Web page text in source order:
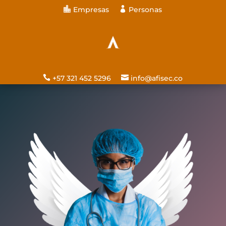
 Empresas  Personas
 +57 321 452 5296 info@afisec.co
GRACIAS POR CONFIAR
EN AFISEC